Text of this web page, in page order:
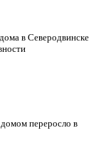
в Северодвинске
переросло в